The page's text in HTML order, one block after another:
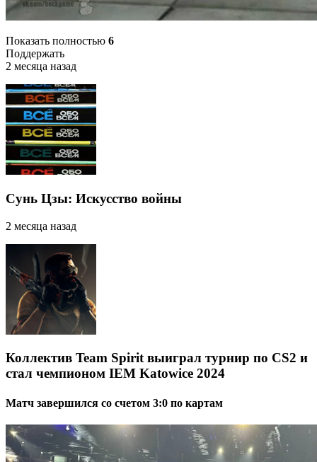
Показать полностью 6
Поддержать
2 месяца назад
Сунь Цзы: Искусство войны⁠ ⁠
2 месяца назад
Коллектив Team Spirit выиграл турнир по CS2 и
стал чемпионом IEM Katowice 2024⁠ ⁠
Матч завершился со счетом 3:0 по картам